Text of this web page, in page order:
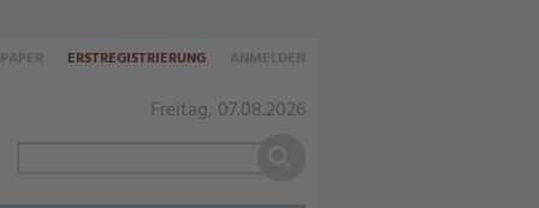
Freitag, 07.08.2026
ERSTREGISTRIERUNG ANMELDEN